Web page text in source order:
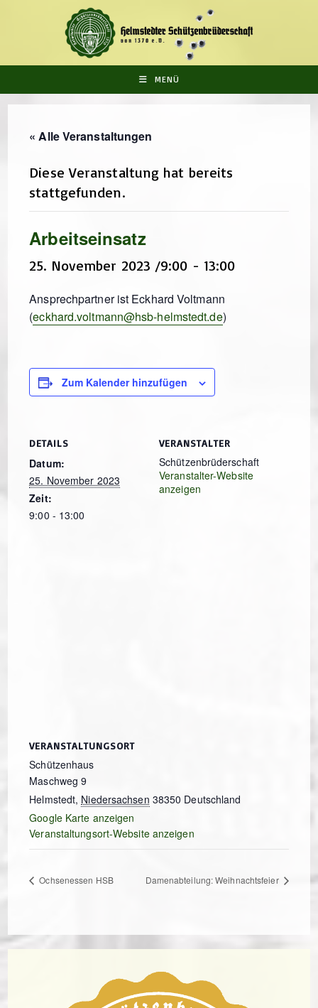
MENÜ
« Alle Veranstaltungen
Diese Veranstaltung hat bereits
stattgefunden.
Arbeitseinsatz
25. November 2023 /9:00 - 13:00
Ansprechpartner ist Eckhard Voltmann
(eckhard.voltmann@hsb-helmstedt.de)
Zum Kalender hinzufügen
DETAILS
Datum:
25. November 2023
Zeit:
9:00 - 13:00
VERANSTALTER
Schützenbrüderschaft
Veranstalter-Website
anzeigen
VERANSTALTUNGSORT
Schützenhaus
Maschweg 9
Helmstedt, Niedersachsen 38350 Deutschland
Google Karte anzeigen
Veranstaltungsort-Website anzeigen
Ochsenessen HSB Damenabteilung: Weihnachtsfeier